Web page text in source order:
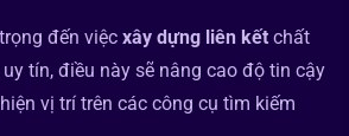
đến việc xây dựng liên kết chất
tín, điều này sẽ nâng cao độ tin cậy
vị trí trên các công cụ tìm kiếm